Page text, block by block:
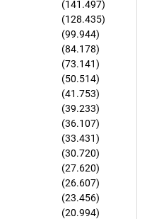
(141.497)
(128.435)
(99.944)
(84.178)
(73.141)
(50.514)
(41.753)
(39.233)
(36.107)
(33.431)
(30.720)
(27.620)
(26.607)
(23.456)
(20.994)